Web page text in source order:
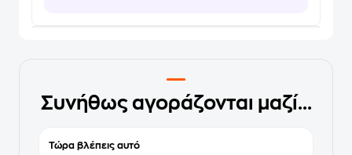
Συνήθως αγοράζονται μαζί...
Τώρα βλέπεις αυτό